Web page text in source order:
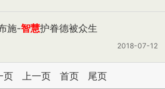
施-智慧护眷德被众生
2018-07-12
页 上一页 首页 尾页